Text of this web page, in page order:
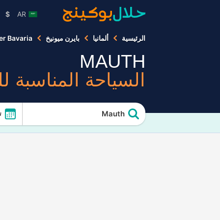
AR
$
الرئيسية ألمانيا بايرن ميونيخ Bavaria
MAUTH
السياحة المناسبة
Mauth